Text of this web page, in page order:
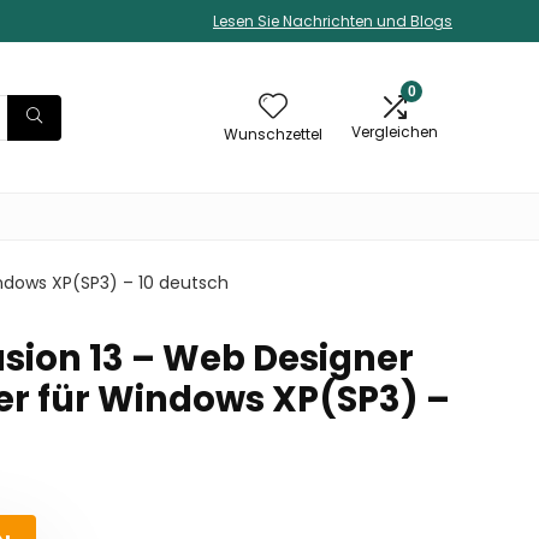
Lesen Sie Nachrichten und Blogs
Wunschzettel
0
Vergleichen
XP(SP3) – 10 deutsch
13 – Web Designer
für Windows XP(SP3) –